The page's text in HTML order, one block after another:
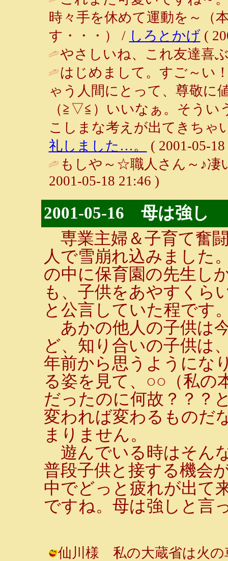
時々手を休めて運動を～（
す・・・） / しろとかげ(
やさしいね、これ友達喜
はじめまして。すご～い
ゃう人間にとって、尊敬に
（≧▽≦）いいなぁ。そう
こしまな考えが出てきち
礼しました…。
( 2001-05-
もしや～☆職人さん～♪
2001-05-18 21:46 )
2001-05-16 母は強し
専業主婦＆子育て奮
人で雪崩れ込みました
の中に保育園の先生し
も、子供をあやすくら
と公言していた程です
あかの他人の子供は
ど、知り合いの子供は
年前から思うようにな
る姿を見て、○○（私の
だったのに何故？？？
変われば変わるものだ
まりません。
遊んでいる時はそん
普段子供と接する機会
中でどっと疲れが出て
ですね。母は強しと言
仙川様 私の大蔵省は火の